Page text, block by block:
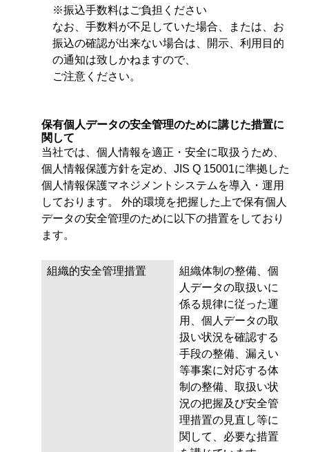
※振込手数料はご負担ください
なお、手数料が不足していた場合、または、お
振込の確認が出来ない場合は、開示、利用目的
の通知は致しかねますので、
ご注意ください。
保有個人データの安全管理のために講じた措置に
関して
当社では、個人情報を適正・安全に取扱うため、
個人情報保護方針を定め、JIS Q 15001に準拠した
個人情報保護マネジメントシステムを導入・運用
しております。 外的環境を把握した上で保有個人
データの安全管理のために以下の措置をしており
ます。
組織的安全管理措置
組織体制の整備、個
人データの取扱いに
係る規律に従った運
用、個人データの取
扱い状況を確認する
手段の整備、漏えい
等事案に対応する体
制の整備、取扱い状
況の把握及び安全管
理措置の見直し等に
関して、必要な措置